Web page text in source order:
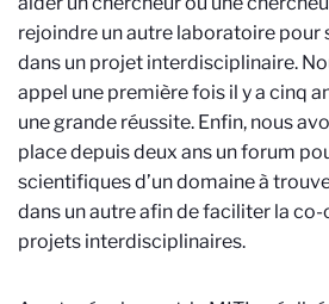
rejoindre un autre laboratoire pour
dans un projet interdisciplinaire.
appel une première fois il y a cinq
une grande réussite. Enfin, nous
place depuis deux ans un forum
scientifiques d’un domaine à
dans un autre afin de faciliter la
projets interdisciplinaires.